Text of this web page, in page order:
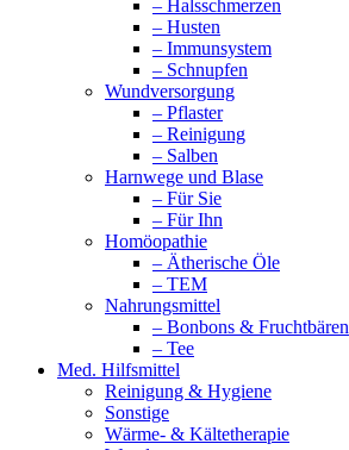
– Halsschmerzen
– Husten
– Immunsystem
– Schnupfen
Wundversorgung
– Pflaster
– Reinigung
– Salben
Harnwege und Blase
– Für Sie
– Für Ihn
Homöopathie
– Ätherische Öle
– TEM
Nahrungsmittel
– Bonbons & Fruchtbären
– Tee
Med. Hilfsmittel
Reinigung & Hygiene
Sonstige
Wärme- & Kältetherapie